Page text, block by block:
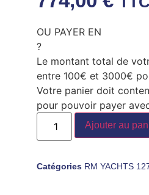
OU PAYER EN
?
Le montant total de
entre 100€ et 3000€
Votre panier doit
pour pouvoir payer
Ajouter au
Catégories RM YACHTS